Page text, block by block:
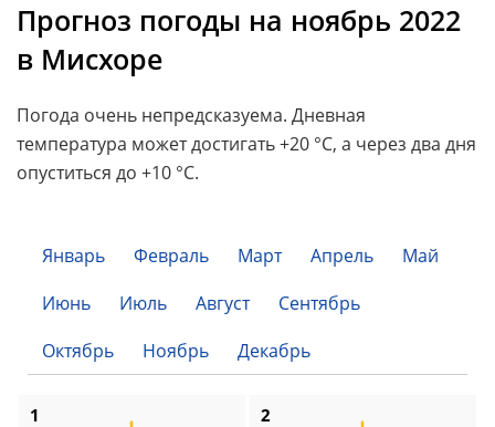
Прогноз погоды на ноябрь 2022
в Мисхоре
Погода очень непредсказуема. Дневная
температура может достигать +20 °C, а через два дня
опуститься до +10 °C.
Январь Февраль Март Апрель
Май
Июнь
Июль Август
Сентябрь
Октябрь
Ноябрь Декабрь
1 2